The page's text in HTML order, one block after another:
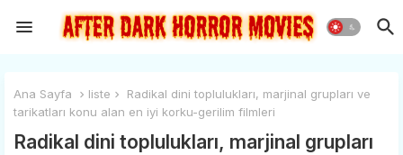
Ana Sayfa liste
Radikal dini toplulukları, marjinal grupları ve
tarikatları konu alan en iyi korku-gerilim filmleri
Radikal dini toplulukları, marjinal grupları